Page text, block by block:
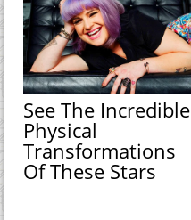
See The Incredible
Physical
Transformations
Of These Stars